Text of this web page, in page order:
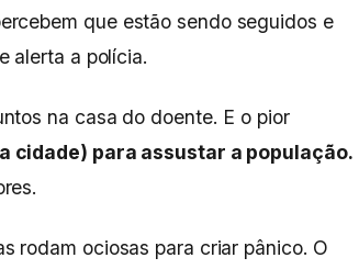
que estão sendo seguidos e
alerta a polícia.
na casa do doente. E o pior
cidade) para assustar a população.
rodam ociosas para criar pânico. O